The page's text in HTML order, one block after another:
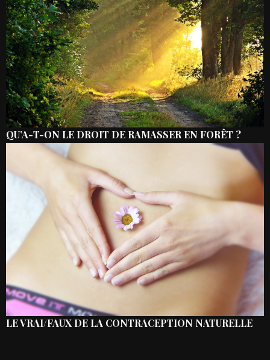
QU’A-T-ON LE DROIT DE RAMASSER EN FORÊT ?
LE VRAI/FAUX DE LA CONTRACEPTION NATURELLE